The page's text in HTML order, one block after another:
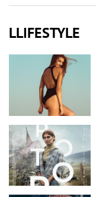
LLIFESTYLE